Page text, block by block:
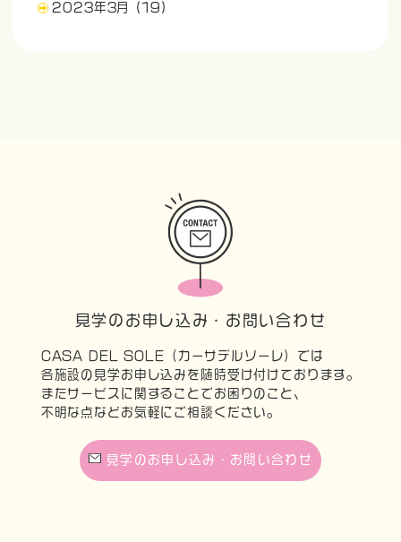
2023年3月
(19)
見学のお申し込み・お問い合わせ
CASA DEL SOLE（カーサデルソーレ）では
各施設の見学お申し込みを随時受け付けております。
またサービスに関することでお困りのこと、
不明な点などお気軽にご相談ください。
見学のお申し込み・お問い合わせ